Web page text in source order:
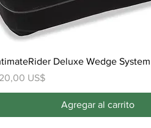
Deluxe Wedge System
US$
Agregar al carrito